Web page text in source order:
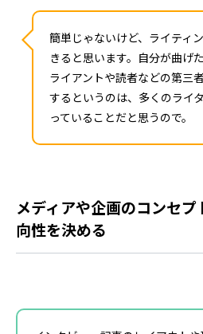
簡単じゃないけど、ライティ
きると思います。自分が曲げ
ライアントや読者などの第三
するというのは、多くのライ
っていることだと思うので。
メディアや企画のコンセ
向性を決める